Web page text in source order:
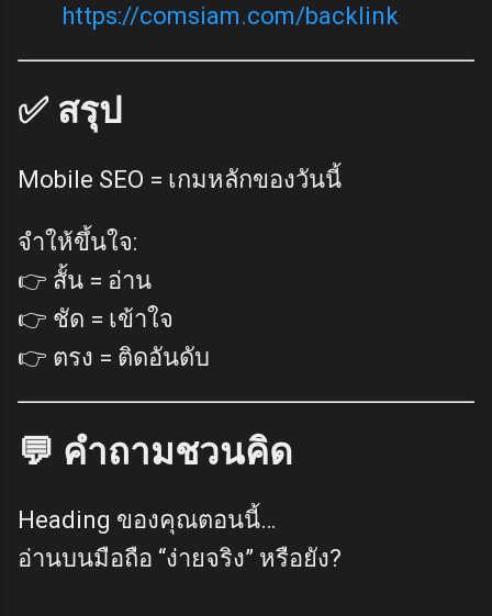
https://comsiam.com/backlink
✅ สรุป
Mobile SEO = เกมหลักของวันนี้
จำให้ขึ้นใจ:
👉 สั้น = อ่าน
👉 ชัด = เข้าใจ
👉 ตรง = ติดอันดับ
💬 คำถามชวนคิด
Heading ของคุณตอนนี้…
อ่านบนมือถือ “ง่ายจริง” หรือยัง?